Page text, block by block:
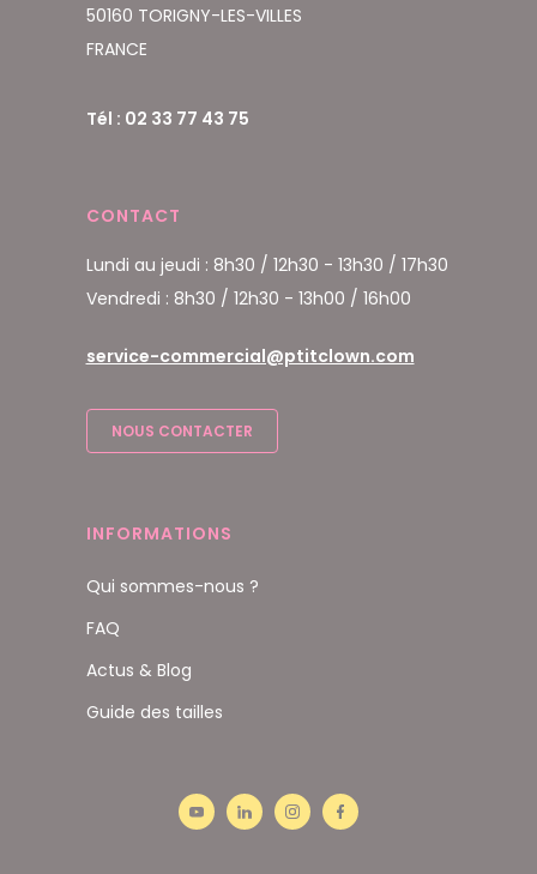
50160 TORIGNY-LES-VILLES
FRANCE
Tél : 02 33 77 43 75
CONTACT
Lundi au jeudi : 8h30 / 12h30 - 13h30 / 17h30
Vendredi : 8h30 / 12h30 - 13h00 / 16h00
service-commercial@ptitclown.com
NOUS CONTACTER
INFORMATIONS
Qui sommes-nous ?
FAQ
Actus & Blog
Guide des tailles